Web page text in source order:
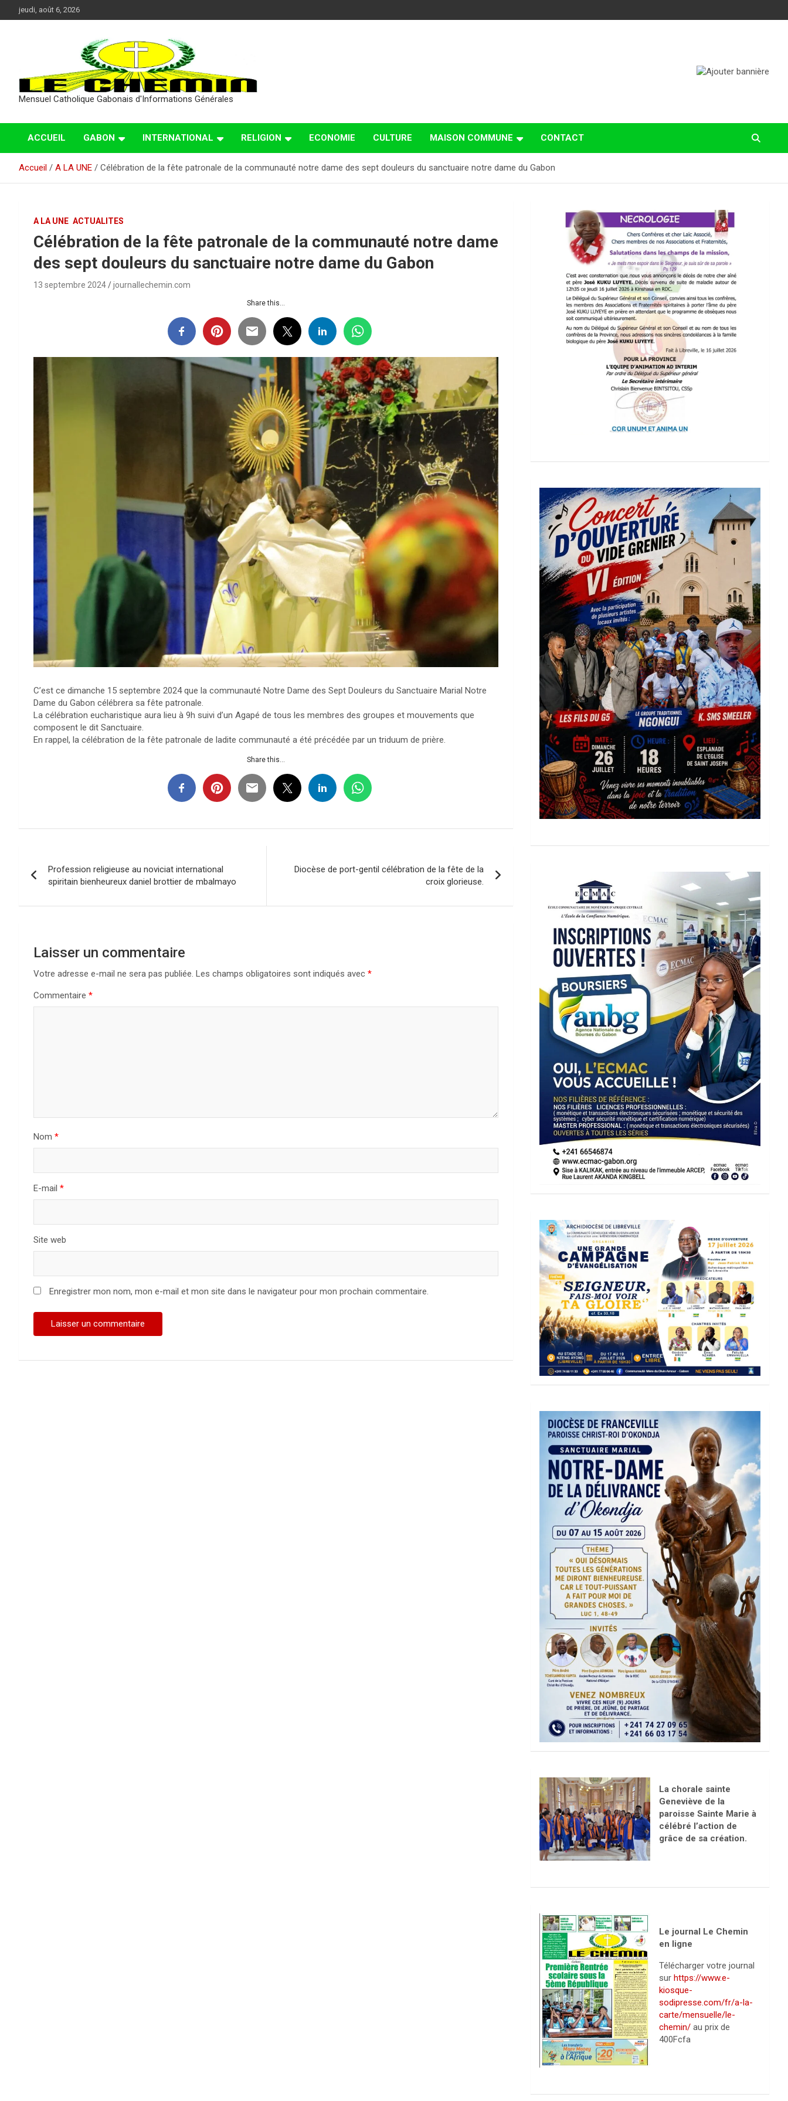
au
jeudi, août 6, 2026
Mensuel Catholique Gabonais d'Informations Générales
ACCUEIL GABON INTERNATIONAL RELIGION ECONOMIE CULTURE MAISON COMMUNE CONTACT
Accueil A LA UNE Célébration de la fête patronale de la communauté notre dame des sept douleurs du sanctuaire notre dame du Gabon
A LA UNE ACTUALITES
Célébration de la fête patronale de la communauté notre dame
des sept douleurs du sanctuaire notre dame du Gabon
13 septembre 2024 journallechemin.com
Share this...
C’est ce dimanche 15 septembre 2024 que la communauté Notre Dame des Sept Douleurs du Sanctuaire Marial Notre
Dame du Gabon célébrera sa fête patronale.
La célébration eucharistique aura lieu à 9h suivi d’un Agapé de tous les membres des groupes et mouvements que
composent le dit Sanctuaire.
En rappel, la célébration de la fête patronale de ladite communauté a été précédée par un triduum de prière.
Share this...
de
l’article
Profession religieuse au noviciat international
spiritain bienheureux daniel brottier de mbalmayo
Diocèse de port-gentil célébration de la fête de la
croix glorieuse.
Laisser un commentaire
Votre adresse e-mail ne sera pas publiée. Les champs obligatoires sont indiqués avec *
Commentaire *
Nom *
E-mail *
Site web
Enregistrer mon nom, mon e-mail et mon site dans le navigateur pour mon prochain commentaire.
La chorale sainte
Geneviève de la
paroisse Sainte Marie à
célébré l’action de
grâce de sa création.
Le journal Le Chemin
en ligne
Télécharger votre journal
sur https://www.e-
kiosque-
sodipresse.com/fr/a-la-
carte/mensuelle/le-
chemin/au prix de
400Fcfa